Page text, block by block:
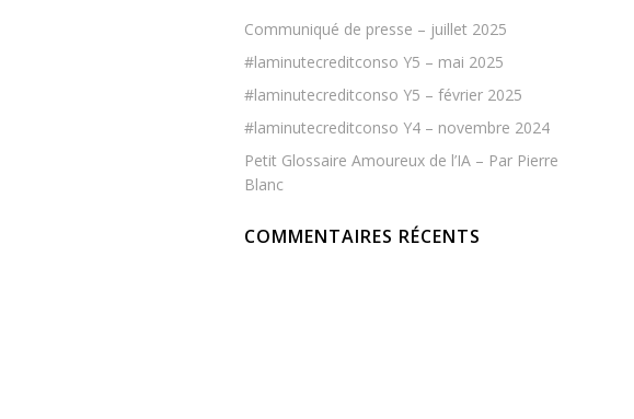
Communiqué de presse – juillet 2025
#laminutecreditconso Y5 – mai 2025
#laminutecreditconso Y5 – février 2025
#laminutecreditconso Y4 – novembre 2024
Petit Glossaire Amoureux de l’IA – Par Pierre
Blanc
COMMENTAIRES RÉCENTS